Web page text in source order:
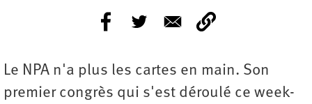
Le NPA n'a plus les cartes en main. Son
premier congrès qui s'est déroulé ce week-